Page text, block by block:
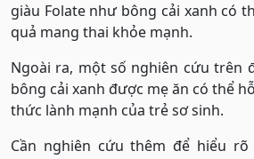
giàu Folate như bông cải xanh có
quả mang thai khỏe mạnh.
Ngoài ra, một số nghiên cứu trên
bông cải xanh được mẹ ăn có thể
thức lành mạnh của trẻ sơ sinh.
Cần nghiên cứu thêm để hiểu